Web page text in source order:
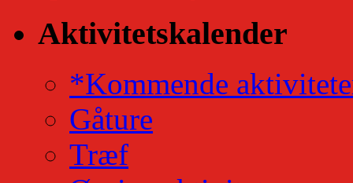
Aktivitetskalender
*Kommende
Gåture
Træf